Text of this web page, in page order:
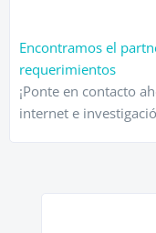
Encontramos el
requerimientos
¡Ponte en contacto
internet e